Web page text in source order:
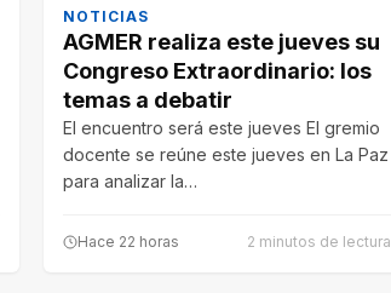
NOTICIAS
AGMER realiza este jueves su
Congreso Extraordinario: los
temas a debatir
El encuentro será este jueves El gremio
docente se reúne este jueves en La Paz
para analizar la…
Hace 22 horas 2 minutos de lectura